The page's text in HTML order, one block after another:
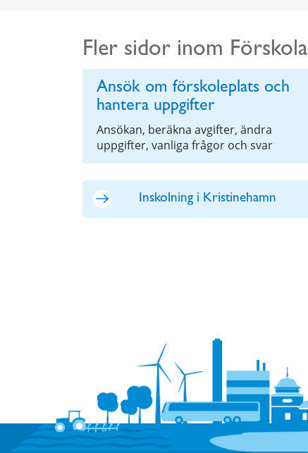
Fler sidor inom Förskola
Ansök om förskoleplats och
hantera uppgifter
Ansökan, beräkna avgifter, ändra
uppgifter, vanliga frågor och svar
Inskolning i Kristinehamn